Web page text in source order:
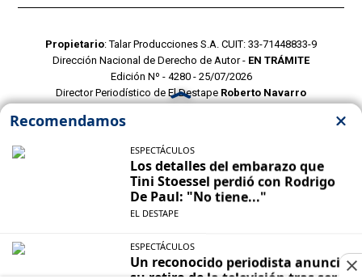
Propietario: Talar Producciones S.A. CUIT: 33-71448833-9
Dirección Nacional de Derecho de Autor - EN TRÁMITE
Edición Nº - 4280 - 25/07/2026
Director Periodístico de El Destape Roberto Navarro
POLITICAS DE PRIVACIDAD
CONTACTO COMERCIAL
CONTACTO EDITORIAL
Mustang Cloud- CMS para portales de noticias